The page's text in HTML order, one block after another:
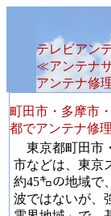
テレビアン
≪アンテナ
アンテナ修
町田市・多摩市
都でアンテナ修
東京都町田市
市などは、東京
約45㌔の地域で
波ではないが、